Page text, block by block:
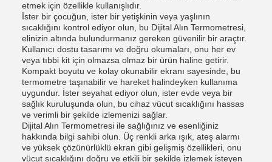
etmek için özellikle kullanışlıdır.
İster bir çocuğun, ister bir yetişkinin veya yaşlının
sıcaklığını kontrol ediyor olun, bu Dijital Alın Termometresi,
elinizin altında bulundurmanız gereken güvenilir bir araçtır.
Kullanıcı dostu tasarımı ve doğru okumaları, onu her ev
veya tıbbi kit için olmazsa olmaz bir ürün haline getirir.
Kompakt boyutu ve kolay okunabilir ekranı sayesinde, bu
termometre taşınabilir ve hareket halindeyken kullanıma
uygundur. İster seyahat ediyor olun, ister evde veya bir
sağlık kuruluşunda olun, bu cihaz vücut sıcaklığını hassas
ve verimli bir şekilde izlemenizi sağlar.
Dijital Alın Termometresi ile sağlığınız ve esenliğiniz
hakkında bilgi sahibi olun. Üç renkli arka ışık, ateş alarmı
ve yüksek çözünürlüklü ekran gibi gelişmiş özellikleri, onu
vücut sıcaklığını doğru ve etkili bir şekilde izlemek isteyen